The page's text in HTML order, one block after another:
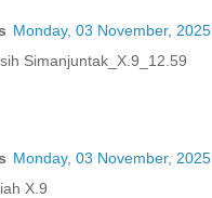
Monday, 03 November, 2025
Simanjuntak_X.9_12.59
Monday, 03 November, 2025
X.9